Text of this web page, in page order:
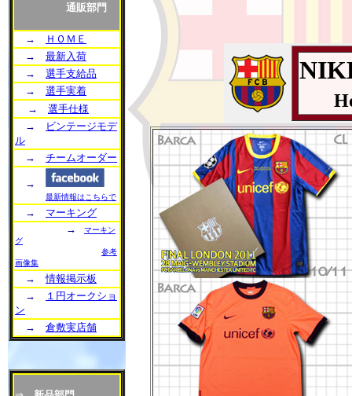
通販部門
→
ＨＯＭＥ
→ 最新入荷
→ 選手支給品
→ 選手実着
→ 選手仕様
→
ビンテージモデ
ル
→ チームオーダー
→
最新情報はこちらで
→ マーキング
→
マーキン
グ
参考
画像集
→情報掲示板
→
１円オークショ
ン
→ 倉敷実店舗